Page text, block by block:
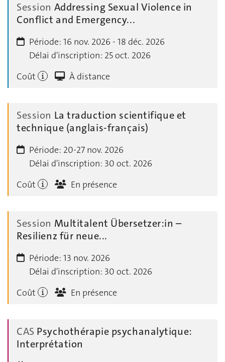
Session Addressing Sexual Violence in
Conflict and Emergency...
Période: 16 nov. 2026 - 18 déc. 2026
Délai d'inscription: 25 oct. 2026
Coût
À distance
Session La traduction scientifique et
technique (anglais-français)
Période: 20-27 nov. 2026
Délai d'inscription: 30 oct. 2026
Coût
En présence
Session Multitalent Übersetzer:in –
Resilienz für neue...
Période: 13 nov. 2026
Délai d'inscription: 30 oct. 2026
Coût
En présence
CAS Psychothérapie psychanalytique:
Interprétation